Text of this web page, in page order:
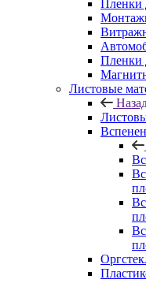
Пленки
Листовые